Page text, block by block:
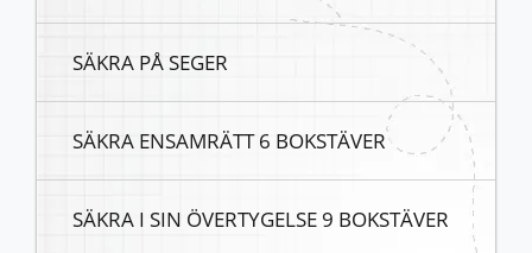
SÄKRA PÅ SEGER
SÄKRA ENSAMRÄTT 6 BOKSTÄVER
SÄKRA I SIN ÖVERTYGELSE 9 BOKSTÄVER